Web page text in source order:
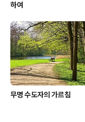
하여
무명 수도자의 가르침